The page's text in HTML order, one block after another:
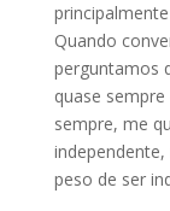
Quando
perguntamos
quase
sempre, me
peso de ser